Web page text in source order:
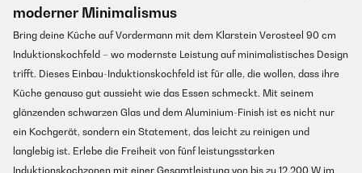
moderner Minimalismus
Bring deine Küche auf Vordermann mit dem Klarstein Verosteel 90 cm
Induktionskochfeld – wo modernste Leistung auf minimalistisches Design
trifft. Dieses Einbau-Induktionskochfeld ist für alle, die wollen, dass ihre
Küche genauso gut aussieht wie das Essen schmeckt. Mit seinem
glänzenden schwarzen Glas und dem Aluminium-Finish ist es nicht nur
ein Kochgerät, sondern ein Statement, das leicht zu reinigen und
langlebig ist. Erlebe die Freiheit von fünf leistungsstarken
Induktionskochzonen mit einer Gesamtleistung von bis zu 12.200 W im